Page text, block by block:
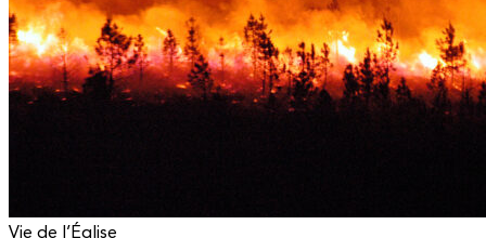
Vie de l’Église